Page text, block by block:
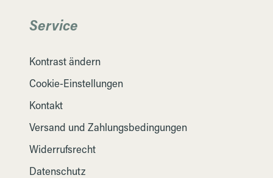
Service
Kontrast ändern
Cookie-Einstellungen
Kontakt
Versand und Zahlungsbedingungen
Widerrufsrecht
Datenschutz